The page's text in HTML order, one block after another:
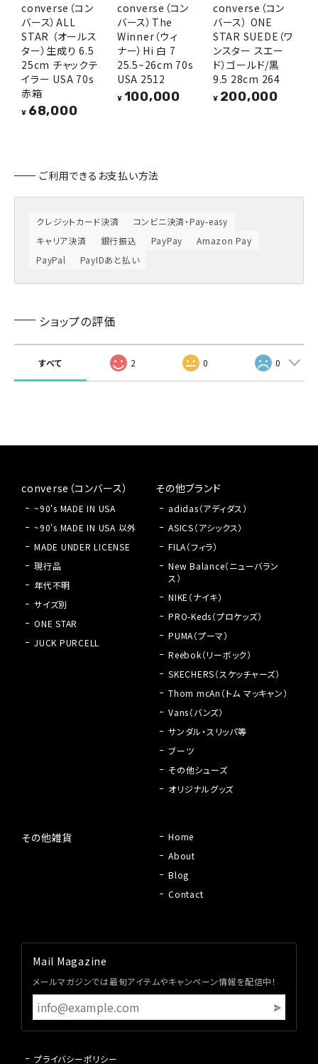
converse（コンバース）
~90's MADE IN USA
~90's MADE IN USA 以外
MADE UNDER LICENSE
現行品
年代不明
サイズ別
ONE STAR
JUCK PURCELL
その他ブランド
adidas（アディダス）
ASICS（アシックス）
FILA（フィラ）
New Balance（ニューバラン
ス）
NIKE（ナイキ）
PRO-Keds（プロケッズ）
PUMA（プーマ）
Reebok（リーボック）
SKECHERS（スケッチャーズ）
Thom mcAn（トム マッキャン）
Vans（バンズ）
サンダル・スリッパ等
ブーツ
その他シューズ
オリジナルグッズ
その他雑貨
Home
About
Blog
Contact
Mail Magazine
メールマガジンでは最旬アイテムやキャンペーン情報を配信中！
プライバシーポリシー
converse（コン
バース）ALL
STAR （オールス
ター）生成り 6.5
25cm チャックテ
イラー USA 70s
赤箱
¥ 68,000
converse（コン
バース）The
Winner（ウィ
ナー）Hi 白 7
25.5~26cm 70s
USA 2512
¥ 100,000
converse（コン
バース） ONE
STAR SUEDE（ワ
ンスター スエー
ド）ゴールド/黒
9.5 28cm 264
¥ 200,000
ご利用できるお支払い方法
クレジットカード決済
コンビニ決済・Pay-easy
キャリア決済
銀行振込 PayPay
Amazon Pay
PayPal
PayIDあと払い
ショップの評価
すべて 2 0 0